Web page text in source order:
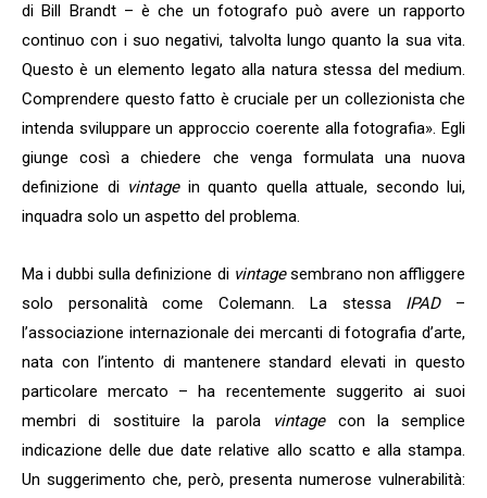
di Bill Brandt – è che un fotografo può avere un rapporto
continuo con i suo negativi, talvolta lungo quanto la sua vita.
Questo è un elemento legato alla natura stessa del medium.
Comprendere questo fatto è cruciale per un collezionista che
intenda sviluppare un approccio coerente alla fotografia». Egli
giunge così a chiedere che venga formulata una nuova
definizione di vintagein quanto quella attuale, secondo lui,
inquadra solo un aspetto del problema.
Ma i dubbi sulla definizione di vintagesembrano non affliggere
solo personalità come Colemann. La stessa IPAD–
l’associazione internazionale dei mercanti di fotografia d’arte,
nata con l’intento di mantenere standard elevati in questo
particolare mercato – ha recentemente suggerito ai suoi
membri di sostituire la parola vintagecon la semplice
indicazione delle due date relative allo scatto e alla stampa.
Un suggerimento che, però, presenta numerose vulnerabilità: